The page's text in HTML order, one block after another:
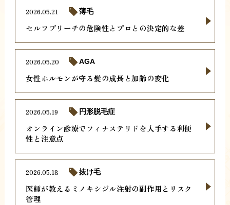
セルフブリーチの危険性とプロとの決定的な差
2026.05.21 薄毛
女性ホルモンが守る髪の成長と加齢の変化
2026.05.20 AGA
オンライン診療でフィナステリドを入手する利便
性と注意点
2026.05.19 円形脱毛症
医師が教えるミノキシジル注射の副作用とリスク
管理
2026.05.18 抜け毛